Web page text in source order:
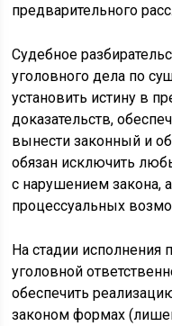
предварительного
Судебное
уголовного дела по
установить истину в
доказательств,
вынести законный и
обязан исключить
с нарушением закона,
процессуальных
На стадии исполнения
уголовной
обеспечить
законом формах